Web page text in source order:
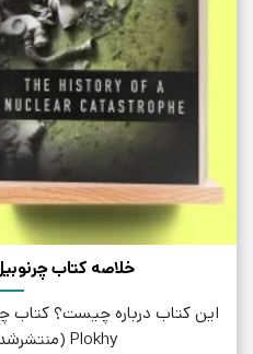
خلاصه کتاب
Plokhy (منتشرشده در سال 2018)